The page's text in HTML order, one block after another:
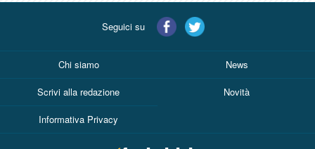
Seguici su
Chi siamo News
Scrivi alla redazione Novità
Informativa Privacy